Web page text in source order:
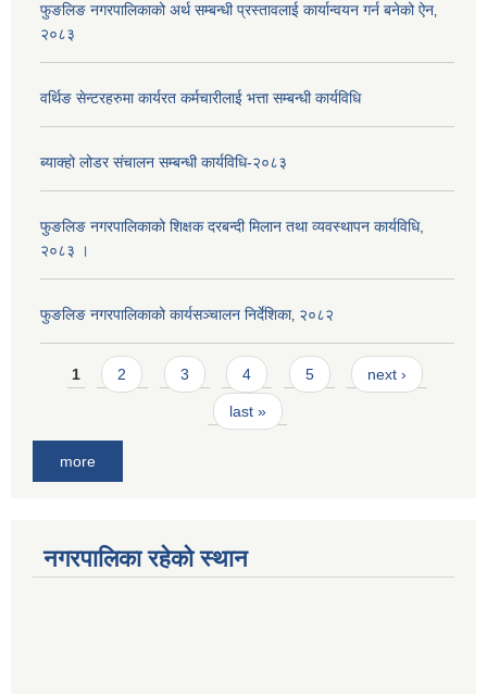
फुङलिङ नगरपालिकाको अर्थ सम्बन्धी प्रस्तावलाई कार्यान्वयन गर्न बनेको ऐन‚
२०८३
वर्थिङ सेन्टरहरुमा कार्यरत कर्मचारीलाई भत्ता सम्बन्धी कार्यविधि
ब्याक्हो लोडर संचालन सम्बन्धी कार्यविधि-२०८३
फुङलिङ नगरपालिकाको शिक्षक दरबन्दी मिलान तथा व्यवस्थापन कार्यविधि,
२०८३ ।
फुङलिङ नगरपालिकाको कार्यसञ्चालन निर्देशिका‚ २०८२
Pages
1 2 3 4 5 next ›
last »
more
नगरपालिका रहेको स्थान